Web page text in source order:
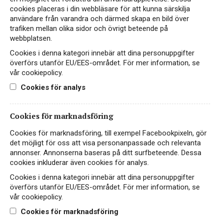
alkoholfritt bubbel ger en festlig känsla till vilket tillfälle
som helst.
Vad ska man tänka på när man
väljer alkoholfritt vin?
När man väljer alkoholfritt vin finns det några saker man
bör tänka på för att få en så bra upplevelse som möjligt.
Här är några tips:
upp till 0,5 % alkohol per volymenhet, vilket är en
nivå som anses försumbar. Men om du vill vara
titta efter märkningar som "alkoholfritt" eller "0,0 %
alkohol".
Välj rätt druva– Precis som vanligt vin är
alkoholfritt vin gjort på olika druvor som i sin tur ger
upphov till olika sorters karaktär. Om du gillar en
viss druva i vanligt vin kan du prova att välja samma
druva i alkoholfritt vin för att få en liknande
smakupplevelse.
cookies placeras i din webbläsare för att kunna särskilja
användare från varandra och därmed skapa en bild över
trafiken mellan olika sidor och övrigt beteende på
webbplatsen.
Cookies i denna kategori innebär att dina personuppgifter
överförs utanför EU/EES-området. För mer information, se
vår cookiepolicy.
Cookies för analys
Cookies för marknadsföring
Cookies för marknadsföring, till exempel Facebookpixeln, gör
det möjligt för oss att visa personanpassade och relevanta
annonser. Annonserna baseras på ditt surfbeteende. Dessa
cookies inkluderar även cookies för analys.
Cookies i denna kategori innebär att dina personuppgifter
överförs utanför EU/EES-området. För mer information, se
vår cookiepolicy.
Cookies för marknadsföring